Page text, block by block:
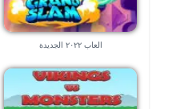
العاب ٢٠٢٢ الجديدة